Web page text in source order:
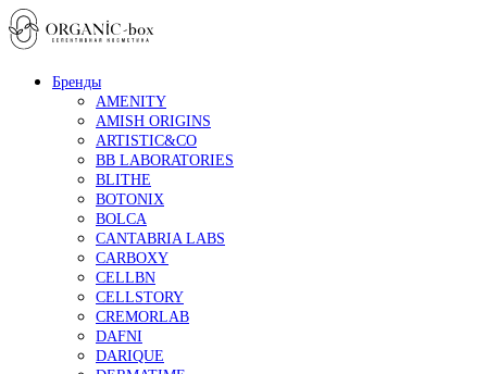
Бренды
AMENITY
AMISH ORIGINS
ARTISTIC&CO
BB LABORATORIES
BLITHE
BOTONIX
BOLCA
CANTABRIA LABS
CARBOXY
CELLBN
CELLSTORY
CREMORLAB
DAFNI
DARIQUE